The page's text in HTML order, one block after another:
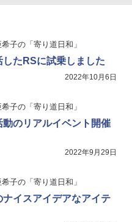
子の「寄り道日和」
したRSに試乗しました
2022年10月6日
子の「寄り道日和」
のリアルイベント開催
2022年9月29日
子の「寄り道日和」
ナイスアイデアなアイテ